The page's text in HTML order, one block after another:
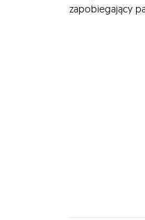
zapobiegający